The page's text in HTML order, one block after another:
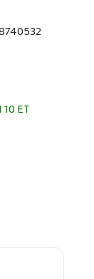
ET